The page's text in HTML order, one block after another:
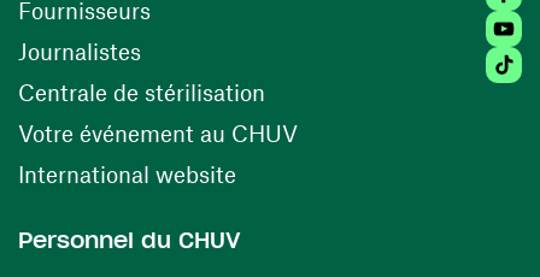
Fournisseurs(ouvre une nouvelle fenêtre)
Journalistes
Centrale de stérilisation (ouvre une nouvelle
Votre événement au CHUV(ouvre une nouvelle
International website
Personnel du CHUV